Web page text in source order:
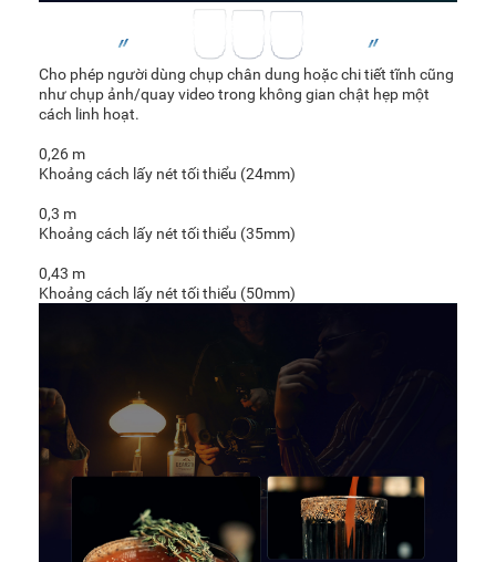
Cho phép người dùng chụp chân dung hoặc chi tiết tĩnh cũng
như chụp ảnh/quay video trong không gian chật hẹp một
cách linh hoạt.
0,26 m
Khoảng cách lấy nét tối thiểu (24mm)
0,3 m
Khoảng cách lấy nét tối thiểu (35mm)
0,43 m
Khoảng cách lấy nét tối thiểu (50mm)